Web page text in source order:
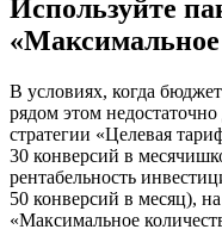
Используйте
«Максимальное
В условиях, когда
рядом этом
стратегии «Целевая
30 конверсий в
рентабельность
50 конверсий в месяц),
«Максимальное